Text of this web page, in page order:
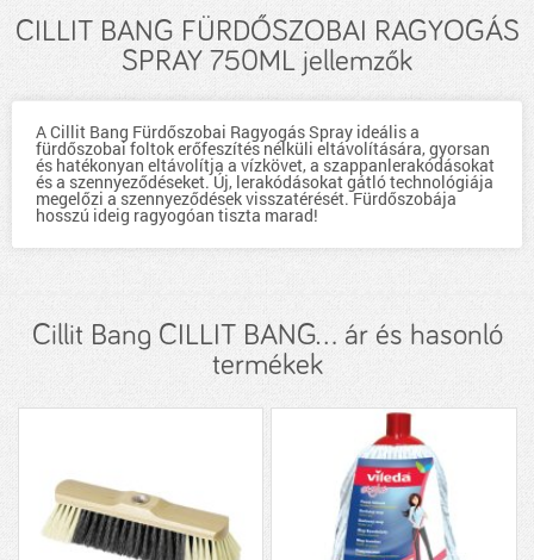
CILLIT BANG FÜRDŐSZOBAI RAGYOGÁS
SPRAY 750ML jellemzők
A Cillit Bang Fürdőszobai Ragyogás Spray ideális a
fürdőszobai foltok erőfeszítés nélküli eltávolítására, gyorsan
és hatékonyan eltávolítja a vízkövet, a szappanlerakódásokat
és a szennyeződéseket. Új, lerakódásokat gátló technológiája
megelőzi a szennyeződések visszatérését. Fürdőszobája
hosszú ideig ragyogóan tiszta marad!
Cillit Bang CILLIT BANG... ár és hasonló
termékek